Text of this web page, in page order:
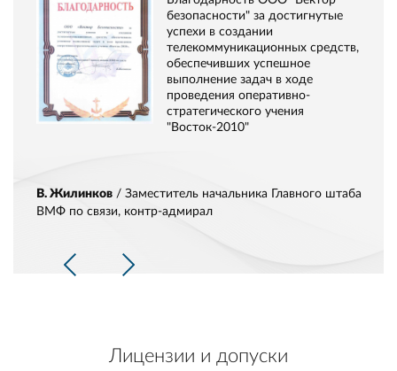
безопасности" за достигнутые
успехи в создании
телекоммуникационных средств,
обеспечивших успешное
выполнение задач в ходе
проведения оперативно-
стратегического учения
"Восток-2010"
В. Жилинков / Заместитель начальника Главного штаба
ВМФ по связи, контр-адмирал
Лицензии и допуски